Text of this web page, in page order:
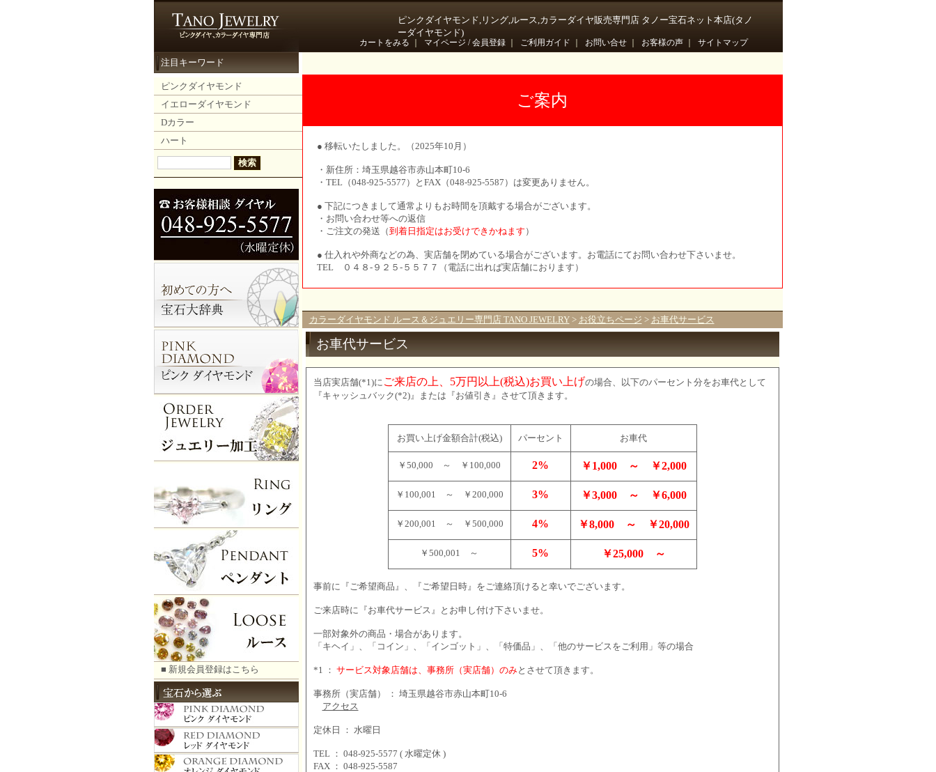
ピンクダイヤモンド,リング,ルース,カラーダイヤ販売専門店 タノー宝石ネット本店(タノ
ーダイヤモンド)
カートをみる マイページ / 会員登録｜ ご利用ガイド お問い合せ｜ お客様の声｜ サイトマップ
注目キーワード
ピンクダイヤモンド
イエローダイヤモンド
Dカラー
ハート
■ 新規会員登録はこちら
ご案内
● 移転いたしました。（2025年10月）
・新住所：埼玉県越谷市赤山本町10-6
・TEL（048-925-5577）とFAX（048-925-5587）は変更ありません。
● 下記につきまして通常よりもお時間を頂戴する場合がございます。
・お問い合わせ等への返信
・ご注文の発送（到着日指定はお受けできかねます ）
● 仕入れや外商などの為、実店舗を閉めている場合がございます。お電話にてお問い合わせ下さいませ。
TEL ０４８-９２５-５５７７（電話に出れば実店舗におります）
カラーダイヤモンド ルース＆ジュエリー専門店 TANO JEWELRY> お役立ちページ > お車代サービス
お車代サービス
当店実店舗(*1)に ご来店の上、5万円以上(税込)お買い上げの場合、以下のパーセント分をお車代として
『キャッシュバック(*2)』または『お値引き』させて頂きます。
お買い上げ金額合計(税込) パーセント お車代
￥50,000 ～ ￥100,000 2% ￥1,000 ～ ￥2,000
￥100,001 ～ ￥200,000 3% ￥3,000 ～ ￥6,000
￥200,001 ～ ￥500,000 4% ￥8,000 ～ ￥20,000
￥500,001 ～ 5% ￥25,000 ～
事前に『ご希望商品』、『ご希望日時』をご連絡頂けると幸いでございます。
ご来店時に『お車代サービス』とお申し付け下さいませ。
一部対象外の商品・場合があります。
「キヘイ」、「コイン」、「インゴット」、「特価品」、「他のサービスをご利用」等の場合
*1 ： サービス対象店舗は、事務所（実店舗）のみとさせて頂きます。
事務所（実店舗） ： 埼玉県越谷市赤山本町10-6
アクセス
定休日 ： 水曜日
TEL ： 048-925-5577 ( 水曜定休 )
FAX ： 048-925-5587